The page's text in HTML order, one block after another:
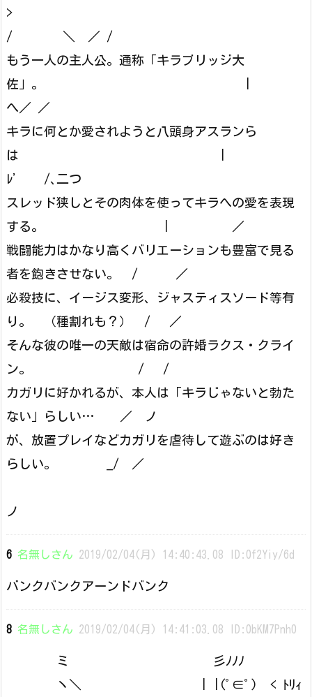
>
/ ＼ ／ /
もう一人の主人公。通称「キラブリッジ大
佐」。 |
へ／ ／
キラに何とか愛されようと八頭身アスランら
は |
ﾚ’ /､二つ
スレッド狭しとその肉体を使ってキラへの愛を表現
する。 | ／
戦闘能力はかなり高くバリエーションも豊富で見る
者を飽きさせない。 / ／
必殺技に、イージス変形、ジャスティスソード等有
り。 （種割れも？） / ／
そんな彼の唯一の天敵は宿命の許婚ラクス・クライ
ン。 / /
カガリに好かれるが、本人は「キラじゃないと勃た
ない」らしい… ／ ノ
が、放置プレイなどカガリを虐待して遊ぶのは好き
らしい。 _/ ／
ノ
6 名無しさん 2019/02/04(月) 14:40:43.08 ID:0f2Yiy/6d
バンクバンクアーンドバンク
8 名無しさん 2019/02/04(月) 14:41:03.08 ID:0bKM7Pnh0
ミ 彡ﾉﾉﾉ
ヽ＼ | |(ﾟ∈ﾟ) < ﾄﾘｨ